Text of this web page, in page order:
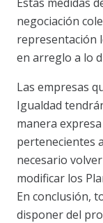
negociación
representación
en arreglo a lo
Las empresas
Igualdad
manera
pertenecientes
necesario
modificar los
En conclusión,
disponer del